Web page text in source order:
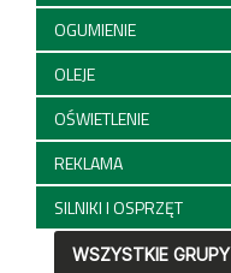
OGUMIENIE
OLEJE
OŚWIETLENIE
REKLAMA
SILNIKI I OSPRZĘT
WSZYSTKIE GRUPY